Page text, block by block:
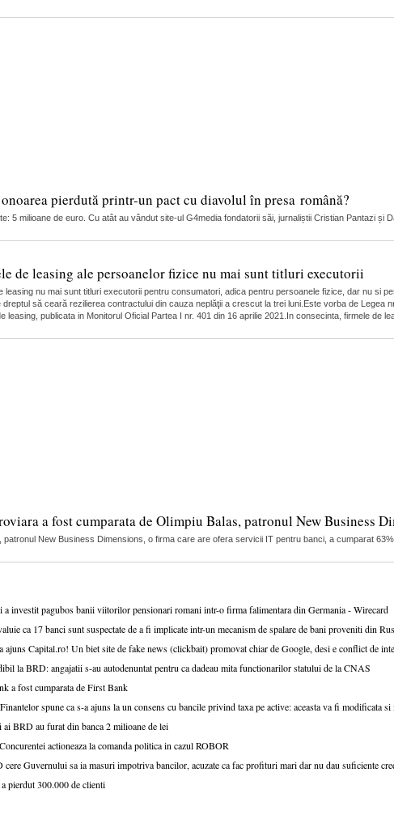
pierdută printr-un pact cu diavolul în presa română?
5 milioane de euro. Cu atât au vândut site-ul G4media fondatorii săi, jurnaliștii Cristian Pantazi și
de leasing ale persoanelor fizice nu mai sunt titluri executorii
leasing nu mai sunt titluri executorii pentru consumatori, adica pentru persoanele fizice, dar nu si
dreptul să ceară rezilierea contractului din cauza neplăţii a crescut la trei luni.Este vorba de Legea
leasing, publicata in Monitorul Oficial Partea I nr. 401 din 16 aprilie 2021.In consecinta, firmele de
a fost cumparata de Olimpiu Balas, patronul New Business
patronul New Business Dimensions, o firma care are ofera servicii IT pentru banci, a cumparat
a investit pagubos banii viitorilor pensionari romani intr-o firma falimentara din Germania - Wirecard
ca 17 banci sunt suspectate de a fi implicate intr-un mecanism de spalare de bani proveniti din
ajuns Capital.ro! Un biet site de fake news (clickbait) promovat chiar de Google, desi e conflict de
la BRD: angajatii s-au autodenuntat pentru ca dadeau mita functionarilor statului de la CNAS
a fost cumparata de First Bank
spune ca s-a ajuns la un consens cu bancile privind taxa pe active: aceasta va fi modificata
ai BRD au furat din banca 2 milioane de lei
actioneaza la comanda politica in cazul ROBOR
cere Guvernului sa ia masuri impotriva bancilor, acuzate ca fac profituri mari dar nu dau suficiente
pierdut 300.000 de clienti